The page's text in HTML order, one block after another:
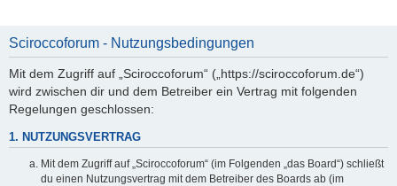
Sciroccoforum - Nutzungsbedingungen
Mit dem Zugriff auf „Sciroccoforum“ („https://sciroccoforum.de“)
wird zwischen dir und dem Betreiber ein Vertrag mit folgenden
Regelungen geschlossen:
1. NUTZUNGSVERTRAG
Mit dem Zugriff auf „Sciroccoforum“ (im Folgenden „das Board“) schließt
du einen Nutzungsvertrag mit dem Betreiber des Boards ab (im